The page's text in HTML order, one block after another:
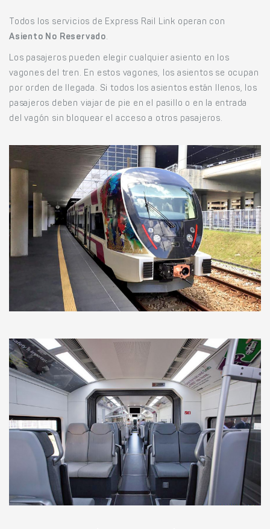
Todos los servicios de Express Rail Link operan con
Asiento No Reservado.
Los pasajeros pueden elegir cualquier asiento en los
vagones del tren. En estos vagones, los asientos se ocupan
por orden de llegada. Si todos los asientos están llenos, los
pasajeros deben viajar de pie en el pasillo o en la entrada
del vagón sin bloquear el acceso a otros pasajeros.